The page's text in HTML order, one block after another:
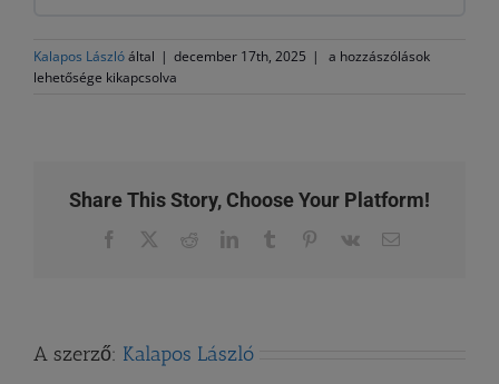
Kalapos Lászlóáltal | december 17th, 2025 |
CAPsMAN
a hozzászólások
lehetősége kikapcsolva
Share This Story, Choose Your Platform!
Facebook RedditLinkedInTumblr Pinterest
Vk Email:
A szerző: Kalapos László